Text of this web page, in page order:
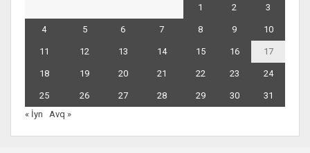
1 2 3
4 5 6 7 8 9 10
11 12 13 14 15 16 17
18 19 20 21 22 23 24
25 26 27 28 29 30
31
« İyn
Avq »